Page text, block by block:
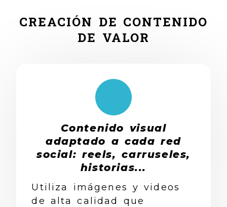
CREACIÓN DE CONTENIDO
DE VALOR
Contenido visual
adaptado a cada red
social: reels, carruseles,
historias...
Utiliza imágenes y videos
de alta calidad que